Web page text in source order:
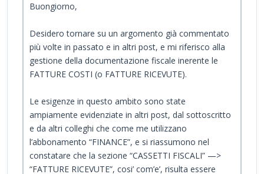
Buongiorno,
Desidero tornare su un argomento già commentato
più volte in passato e in altri post, e mi riferisco alla
gestione della documentazione fiscale inerente le
FATTURE COSTI (o FATTURE RICEVUTE).
Le esigenze in questo ambito sono state
ampiamente evidenziate in altri post, dal sottoscritto
e da altri colleghi che come me utilizzano
l’abbonamento “FINANCE”, e si riassumono nel
constatare che la sezione “CASSETTI FISCALI” —>
“FATTURE RICEVUTE”, cosi’ com’e’, risulta essere